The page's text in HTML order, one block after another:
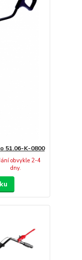
51.06-K-0800
obvykle 2-4
dny.